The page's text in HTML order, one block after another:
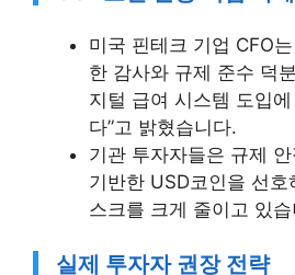
미국 핀테크 기업 CFO
한 감사와 규제 준수 덕
지털 급여 시스템 도입
다”고 밝혔습니다.
기관 투자자들은 규제
기반한 USD코인을 선
스크를 크게 줄이고 있
실제 투자자 권장 전략